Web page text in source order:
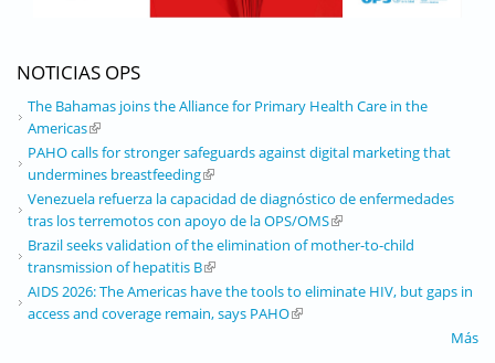
NOTICIAS OPS
The Bahamas joins the Alliance for Primary Health Care in the
Americas(link is external)
PAHO calls for stronger safeguards against digital marketing that
undermines breastfeeding(link is external)
Venezuela refuerza la capacidad de diagnóstico de enfermedades
tras los terremotos con apoyo de la OPS/OMS(link is external)
Brazil seeks validation of the elimination of mother-to-child
transmission of hepatitis B(link is external)
AIDS 2026: The Americas have the tools to eliminate HIV, but gaps in
access and coverage remain, says PAHO(link is external)
Más